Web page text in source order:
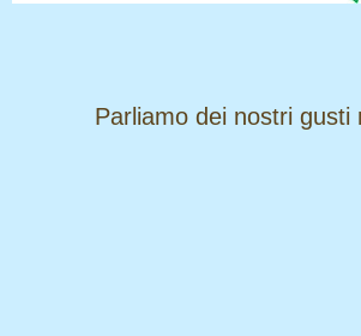
​​​​​​​Parliamo dei nostri gusti